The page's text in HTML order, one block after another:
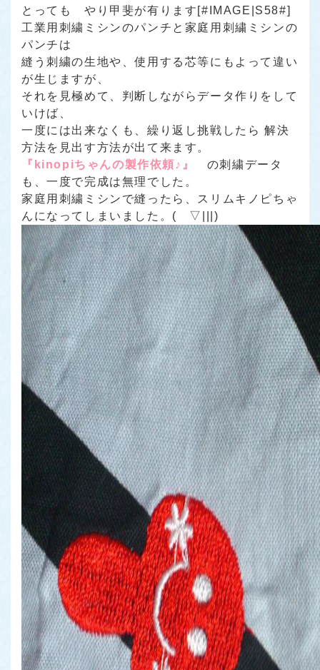
とっても やり甲斐が有ります[#IMAGE|S58#]
工業用刺繍ミシンのパンチと家庭用刺繍ミシンの
パンチは
縫う刺繍の生地や、使用する芯等にもよって違い
が生じますが、
それを見極めて、判断しながらデータ作りをして
いけば、
一度には出来なくも、繰り返し挑戦したら 解決
方法を見出す方法が出て来ます。
『kinopiちゃんの製作依頼♪』
の刺繍データ
も、一度で完成は無理でした。
家庭用刺繍ミシンで縫ったら、スリムキノピちゃ
んになってしまいました。( ▽|||)